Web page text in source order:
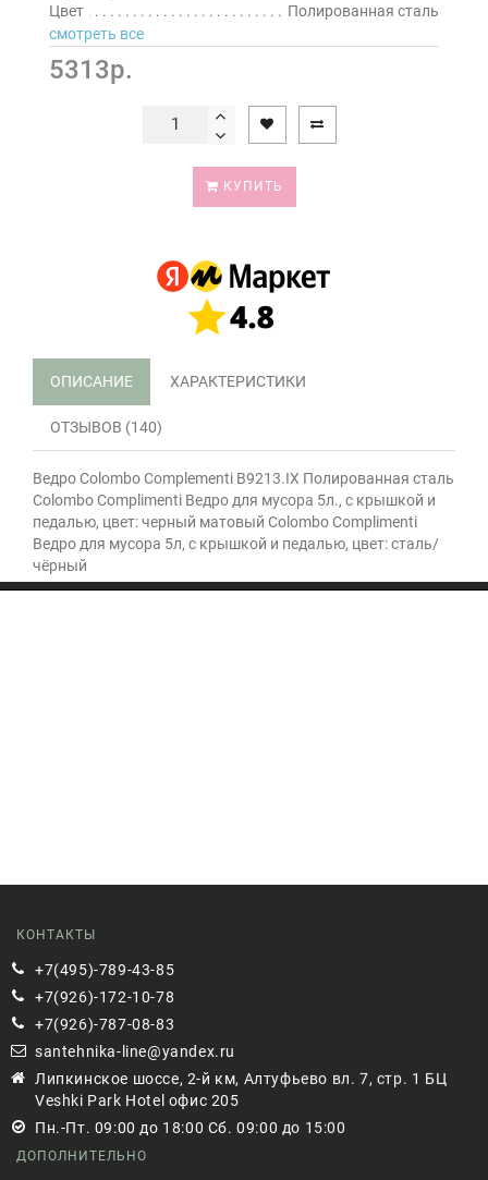
Цвет
Полированная сталь
смотреть все
5313р.
КУПИТЬ
ОПИСАНИЕ ХАРАКТЕРИСТИКИ
ОТЗЫВОВ (140)
Ведро Colombo Complementi B9213.IX Полированная сталь
Colombo Complimenti Ведро для мусора 5л., с крышкой и
педалью, цвет: черный матовый Colombo Complimenti
Ведро для мусора 5л, с крышкой и педалью, цвет: сталь/
чёрный
КОНТАКТЫ
+7(495)-789-43-85
+7(926)-172-10-78
+7(926)-787-08-83
santehnika-line@yandex.ru
Липкинское шоссе, 2-й км, Алтуфьево вл. 7, стр. 1 БЦ
Veshki Park Hotel офис 205
Пн.-Пт. 09:00 до 18:00 Сб. 09:00 до 15:00
ДОПОЛНИТЕЛЬНО